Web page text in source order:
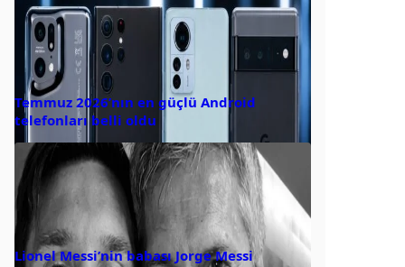
Temmuz 2026’nın en güçlü Android
telefonları belli oldu
Lionel Messi’nin babası Jorge Messi